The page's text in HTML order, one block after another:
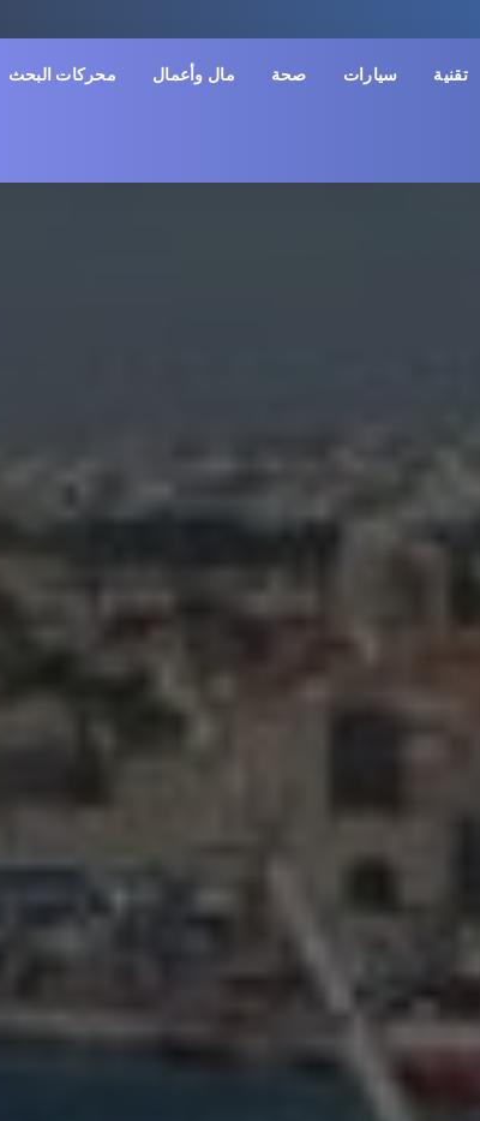
تقنية سيارات صحة مال وأعمال محركات البحث